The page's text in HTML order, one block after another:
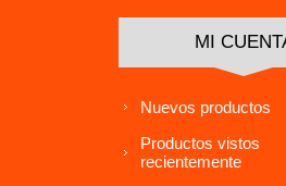
MI
Nuevos productos
Productos vistos
recientemente